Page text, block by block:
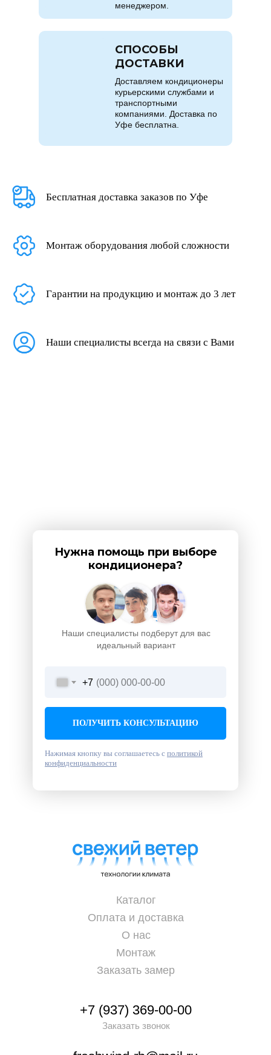
менеджером.
Доставляем кондиционеры
курьерскими службами и
транспортными
компаниями. Доставка по
Уфе бесплатна.
СПОСОБЫ
ДОСТАВКИ
Бесплатная доставка заказов по Уфе
Монтаж оборудования любой сложности
Гарантии на продукцию и монтаж до 3 лет
Наши специалисты всегда на связи с Вами
Наши специалисты подберут для вас
идеальный вариант
Нужна помощь при выборе
кондиционера?
+7
ПОЛУЧИТЬ КОНСУЛЬТАЦИЮ
Нажимая кнопку вы соглашаетесь с политикой
конфиденциальности
+7 (937) 369-00-00
Заказать звонок
Каталог
Оплата и доставка
О нас
Монтаж
Заказать замер